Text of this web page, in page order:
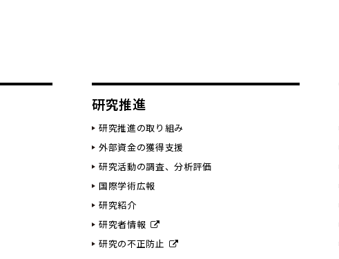
研究推進
研究推進の取り組み
外部資金の獲得支援
研究活動の調査、分析評価
国際学術広報
研究紹介
研究者情報
研究の不正防止